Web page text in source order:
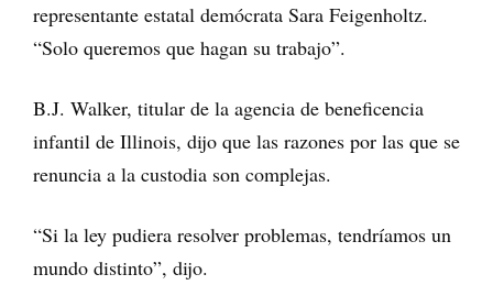
representante estatal demócrata Sara Feigenholtz.
“Solo queremos que hagan su trabajo”.
B.J. Walker, titular de la agencia de beneficencia
infantil de Illinois, dijo que las razones por las que se
renuncia a la custodia son complejas.
“Si la ley pudiera resolver problemas, tendríamos un
mundo distinto”, dijo.